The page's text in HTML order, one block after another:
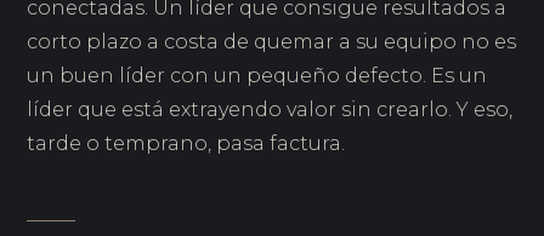
conectadas. Un líder que consigue resultados a
corto plazo a costa de quemar a su equipo no es
un buen líder con un pequeño defecto. Es un
líder que está extrayendo valor sin crearlo. Y eso,
tarde o temprano, pasa factura.